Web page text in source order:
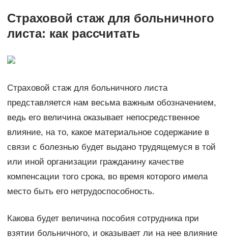
Страховой стаж для больничного
листа: как рассчитать
Страховой стаж для больничного листа
представляется нам весьма важным обозначением,
ведь его величина оказывает непосредственное
влияние, на то, какое материальное содержание в
связи с болезнью будет выдано трудящемуся в той
или иной организации гражданину качестве
компенсации того срока, во время которого имела
место быть его нетрудоспособность.
Какова будет величина пособия сотрудника при
взятии больничного, и оказывает ли на нее влияние